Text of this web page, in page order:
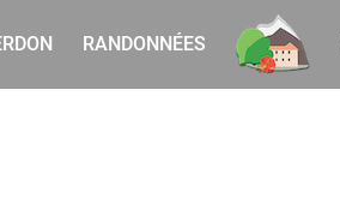
RANDONNÉES